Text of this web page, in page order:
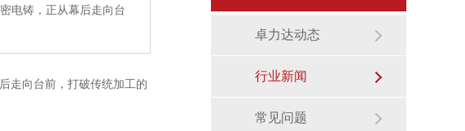
电铸，正从幕后走向台
走向台前，打破传统加工的
卓力达动态
行业新闻
常见问题